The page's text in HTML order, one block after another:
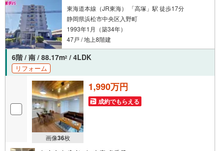
東海道本線（JR東海） 「高塚」駅 徒歩17分
静岡県浜松市中央区入野町
1993年1月（築34年）
47戸 / 地上8階建
6階 / 南 / 88.17m2 / 4LDK
リフォーム
画像36枚
1,990万円
成約でもらえる